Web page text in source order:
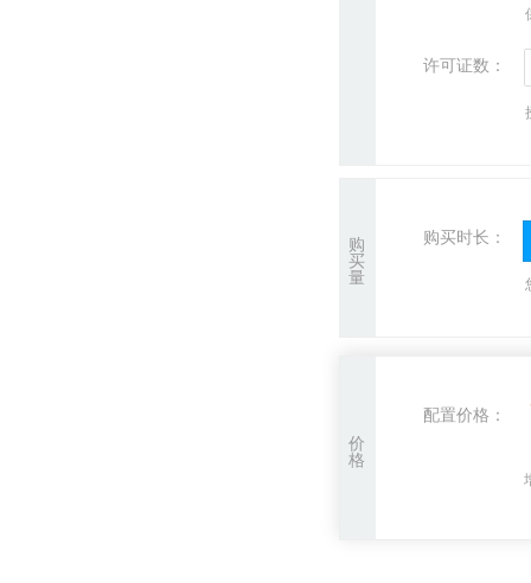
许可证数：
购
买
量
购买时长：
价
格
配置价格：